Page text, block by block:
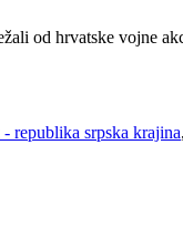
od hrvatske vojne
- republika srpska krajina,